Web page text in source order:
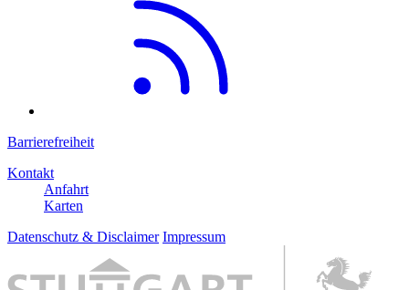
Barrierefreiheit
Kontakt
Anfahrt
Karten
Datenschutz & Disclaimer Impressum